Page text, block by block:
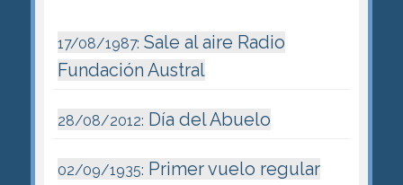
17/08/1987: Sale al aire Radio
Fundación Austral
28/08/2012: Día del Abuelo
02/09/1935: Primer vuelo regular